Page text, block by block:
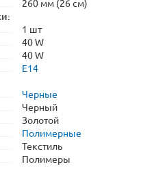
260 мм (26 см)
1 шт
40 W
40 W
E14
Черные
Черный
Золотой
Полимерные
Текстиль
Полимеры